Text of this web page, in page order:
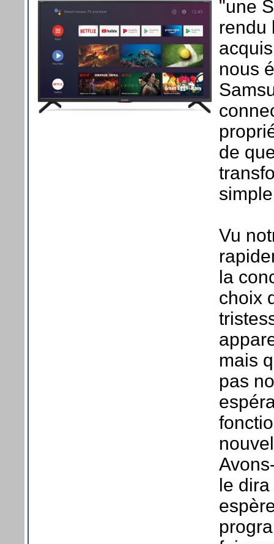
"une
rendu
nous
de
Vu
la
choix
mais
pas
le